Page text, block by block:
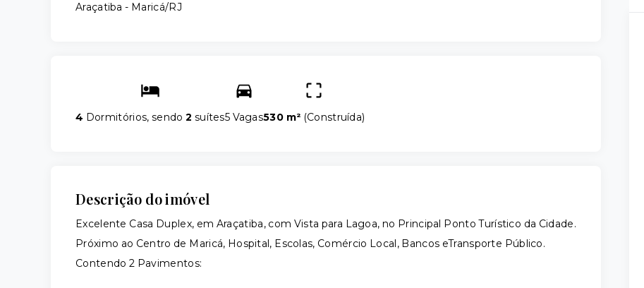
Araçatiba - Maricá/RJ
4 Dormitórios, sendo2 suítes5 Vagas530 m² (Construída)
Descrição do imóvel
Excelente Casa Duplex, em Araçatiba, com Vista para Lagoa, no Principal Ponto Turístico da Cidade.
Próximo ao Centro de Maricá, Hospital, Escolas, Comércio Local, Bancos eTransporte Público.
Contendo 2 Pavimentos: